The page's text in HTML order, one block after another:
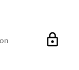
lock